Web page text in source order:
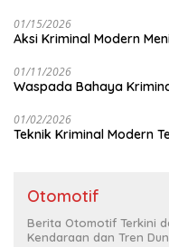
01/15/2026
Aksi Kriminal Modern
01/11/2026
Waspada Bahaya
01/02/2026
Teknik Kriminal Modern
Otomotif
Berita Otomotif Terkini
Kendaraan dan Tren